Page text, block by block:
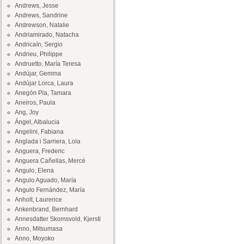
Andrews, Jesse
Andrews, Sandrine
Andrewson, Natalie
Andriamirado, Natacha
Andricaín, Sergio
Andrieu, Philippe
Andruetto, María Teresa
Andújar, Gemma
Andújar Lorca, Laura
Anegón Pla, Tamara
Aneiros, Paula
Ang, Joy
Ángel, Albalucia
Angelini, Fabiana
Anglada i Sarriera, Lola
Anguera, Frederic
Anguera Cañellas, Mercè
Angulo, Elena
Angulo Aguado, María
Angulo Fernández, María
Anholt, Laurence
Ankenbrand, Bernhard
Annesdatter Skomsvold, Kjersti
Anno, Mitsumasa
Anno, Moyoko